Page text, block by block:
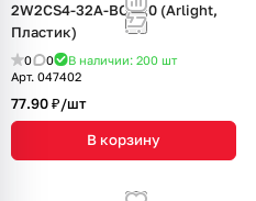
2W2CS4-32A-BOX20 (Arlight,
Пластик)
0 0 В наличии: 200 шт
Арт. 047402
77.90 ₽/шт
В корзину